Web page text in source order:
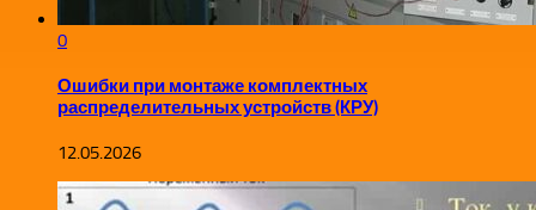
0
Ошибки при монтаже комплектных
распределительных устройств (КРУ)
12.05.2026